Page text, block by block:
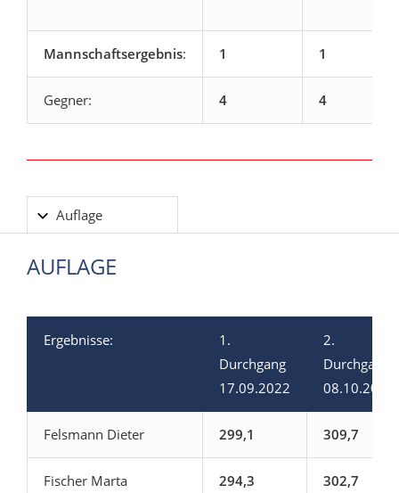
Mannschaftsergebnis: 1 1
Gegner: 4 4
Auflage
AUFLAGE
Ergebnisse:
1.
Durchgang
17.09.2022
2.
Durchgang
08.10.2022
Felsmann Dieter 299,1 309,7
Fischer Marta 294,3 302,7